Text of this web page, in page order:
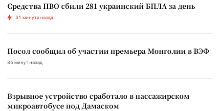
Средства ПВО сбили 281 украинский БПЛА за день
31 минута назад
Посол сообщил об участии премьера Монголии в ВЭФ
36 минут назад
Взрывное устройство сработало в пассажирском
микроавтобусе под Дамаском